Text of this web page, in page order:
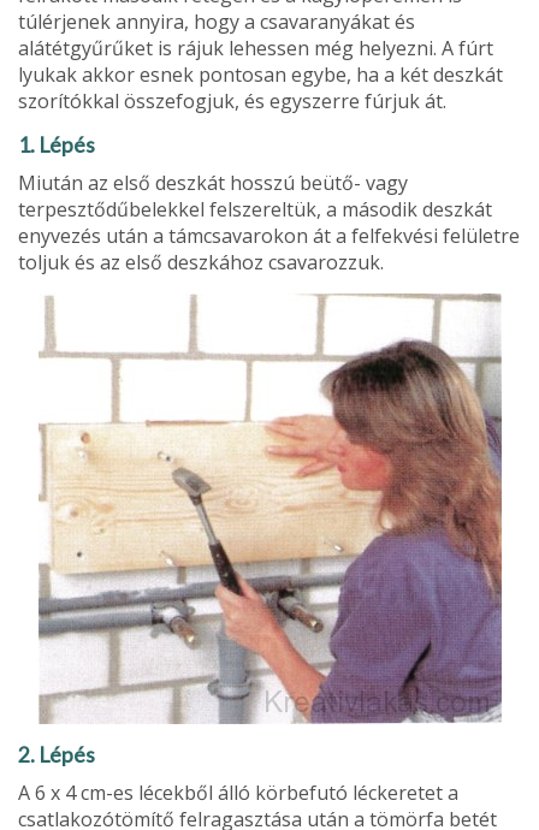
túlérjenek annyira, hogy a csavaranyákat és
alátétgyűrűket is rájuk lehessen még helyezni. A fúrt
lyukak akkor esnek pontosan egybe, ha a két deszkát
szorítókkal összefogjuk, és egyszerre fúrjuk át.
1. Lépés
Miután az első deszkát hosszú beütő- vagy
terpesztődűbelekkel felszereltük, a második deszkát
enyvezés után a támcsavarokon át a felfekvési felületre
toljuk és az első deszkához csavarozzuk.
2. Lépés
A 6 x 4 cm-es lécekből álló körbefutó léckeretet a
csatlakozótömítő felragasztása után a tömörfa betét